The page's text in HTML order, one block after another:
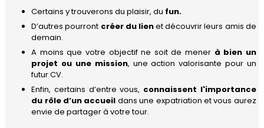
Gouvernance
Bénévoles
de
Présidente
Arriver
Rabat
Quartiers
Travailler
déplacer
S'ÉPANOUIR
activités
Actualités
PARTENAIRES
Devenir
partenaires
NOUS
REJOINDRE
Contact
Certains y trouverons du plaisir, du fun.
D’autres pourront créer du lienet découvrir leurs amis de
demain.
A moins que votre objectif ne soit de mener à bien un
projet ou une mission, une action valorisante pour un
futur CV.
Enfin, certains d’entre vous, connaissent l'importance
du rôle d’un accueil dans une expatriation et vous aurez
envie de partager à votre tour.